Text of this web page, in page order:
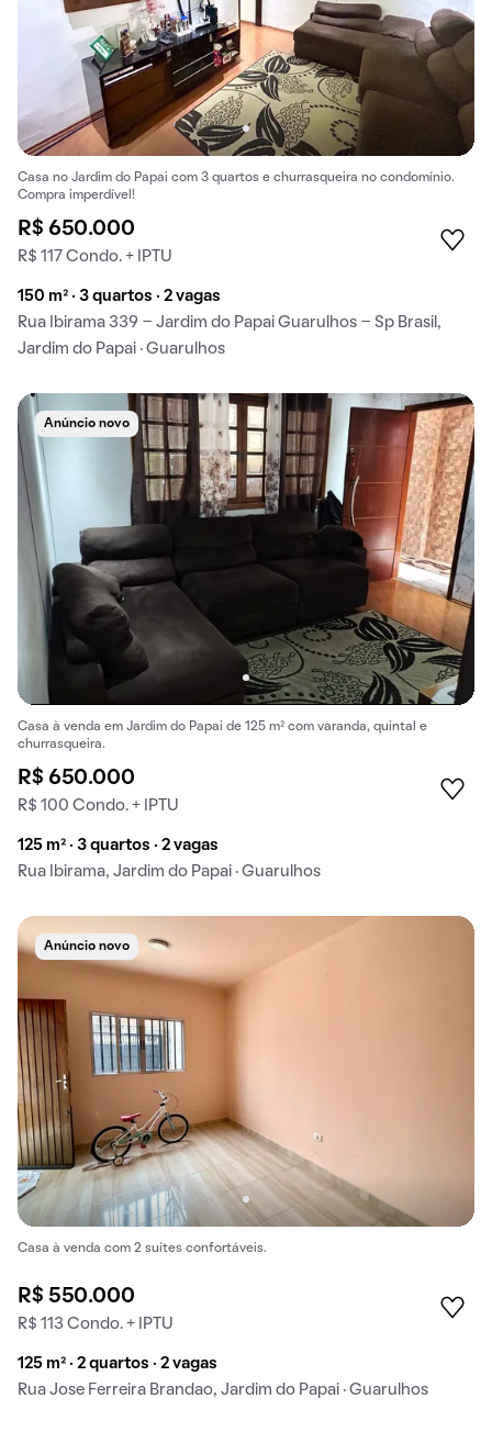
Casa no Jardim do Papai com 3 quartos e churrasqueira no condomínio.
Compra imperdível!
R$ 650.000
R$ 117 Condo. + IPTU
150 m² · 3 quartos · 2 vagas
Rua Ibirama 339 - Jardim do Papai Guarulhos - Sp Brasil,
Jardim do Papai · Guarulhos
Anúncio novo
Casa à venda em Jardim do Papai de 125 m² com varanda, quintal e
churrasqueira.
R$ 650.000
R$ 100 Condo. + IPTU
125 m² · 3 quartos · 2 vagas
Rua Ibirama, Jardim do Papai · Guarulhos
Anúncio novo
Casa à venda com 2 suítes confortáveis.
R$ 550.000
R$ 113 Condo. + IPTU
125 m² · 2 quartos · 2 vagas
Rua Jose Ferreira Brandao, Jardim do Papai · Guarulhos